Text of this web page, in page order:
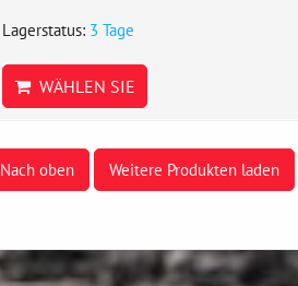
Lagerstatus: 3 Tage
WÄHLEN SIE
Nach oben Weitere Produkten laden